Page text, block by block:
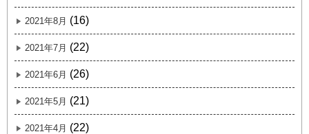
2021年8月 (16)
2021年7月 (22)
2021年6月 (26)
2021年5月 (21)
2021年4月 (22)